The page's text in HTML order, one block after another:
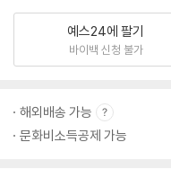
예스24에 팔기
바이백 신청 불가
해외배송 가능
문화비소득공제 가능